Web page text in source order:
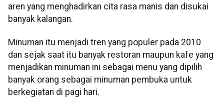
aren yang menghadirkan cita rasa manis dan disukai
banyak kalangan.
Minuman itu menjadi tren yang populer pada 2010
dan sejak saat itu banyak restoran maupun kafe yang
menjadikan minuman ini sebagai menu yang dipilih
banyak orang sebagai minuman pembuka untuk
berkegiatan di pagi hari.